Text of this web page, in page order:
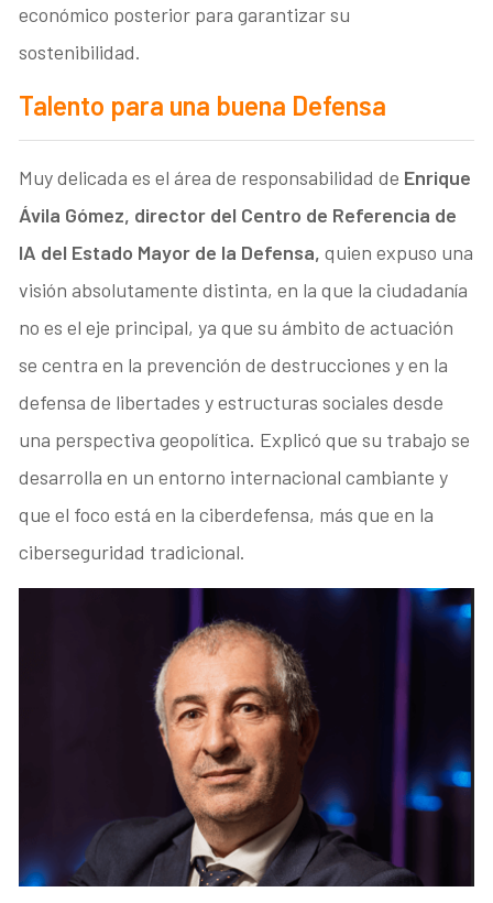
económico posterior para garantizar su
sostenibilidad.
Talento para una buena Defensa
Muy delicada es el área de responsabilidad de Enrique
Ávila Gómez, director del Centro de Referencia de
IA del Estado Mayor de la Defensa,quien expuso una
visión absolutamente distinta, en la que la ciudadanía
no es el eje principal, ya que su ámbito de actuación
se centra en la prevención de destrucciones y en la
defensa de libertades y estructuras sociales desde
una perspectiva geopolítica. Explicó que su trabajo se
desarrolla en un entorno internacional cambiante y
que el foco está en la ciberdefensa, más que en la
ciberseguridad tradicional.